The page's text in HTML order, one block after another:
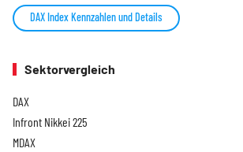
DAX Index Kennzahlen und Details
Sektorvergleich
DAX
Infront Nikkei 225
MDAX